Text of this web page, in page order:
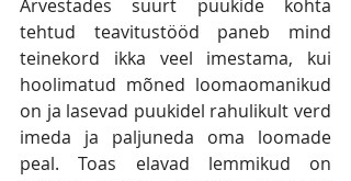
Arvestades suurt puukide kohta
tehtud teavitustööd paneb mind
teinekord ikka veel imestama, kui
hoolimatud mõned loomaomanikud
on ja lasevad puukidel rahulikult verd
imeda ja paljuneda oma loomade
peal. Toas elavad lemmikud on